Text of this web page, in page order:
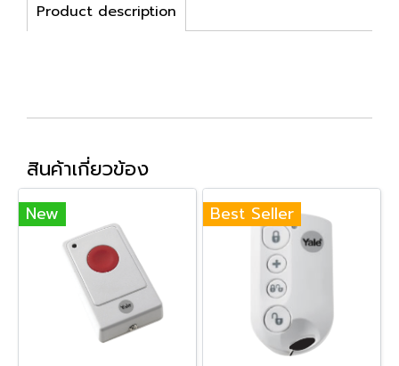
Product description
สินค้าเกี่ยวข้อง
New Best Seller